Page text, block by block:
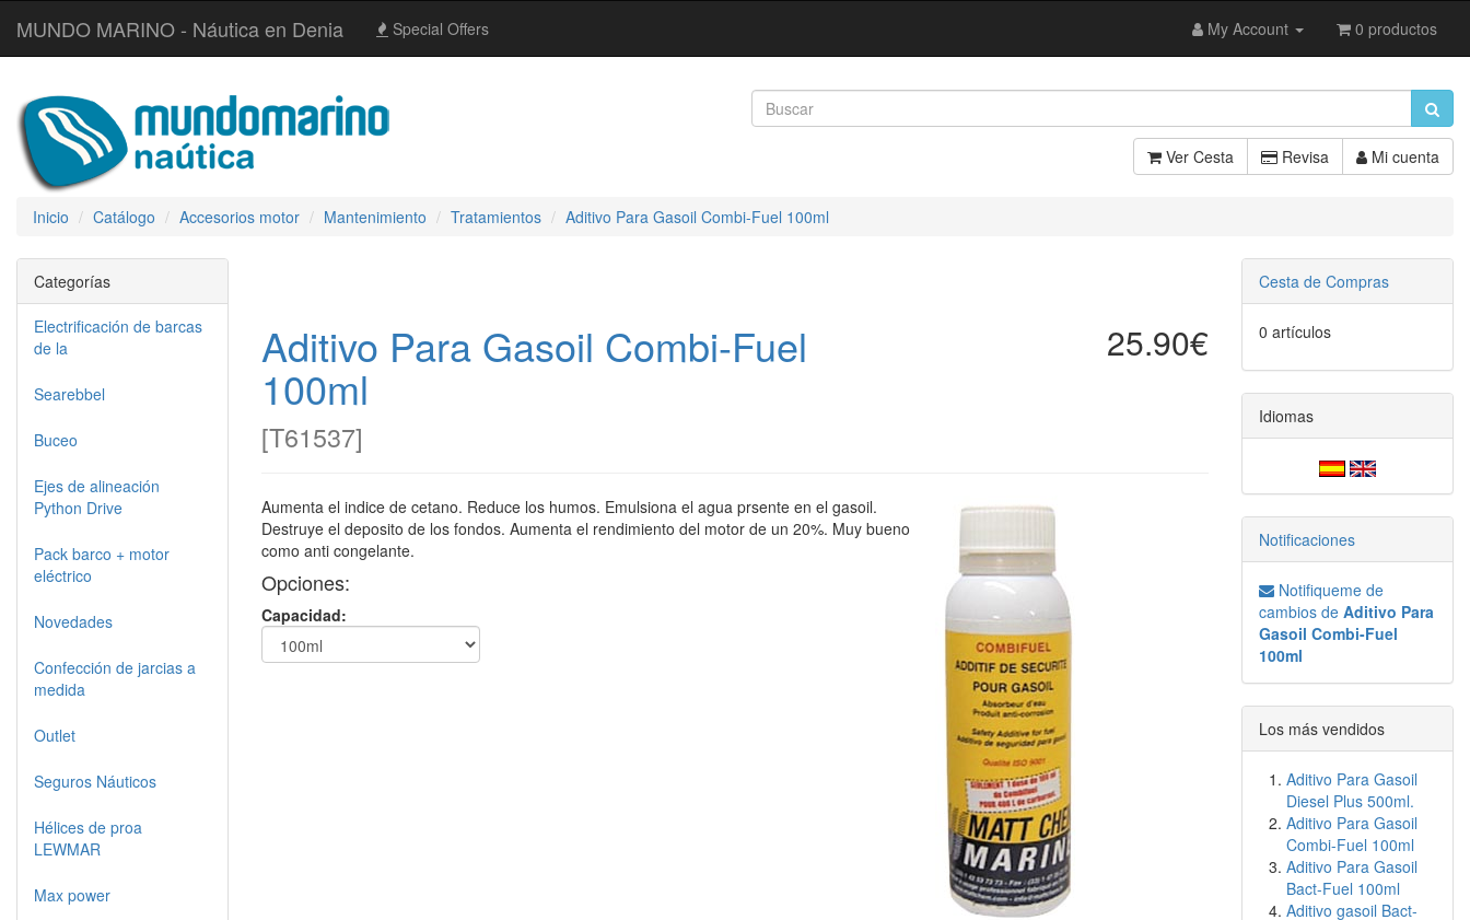
MUNDO MARINO - Náutica en Denia Special Offers My Account 0 productos
Ver Cesta Revisa Mi cuenta
Inicio Catálogo Accesorios motor Mantenimiento Tratamientos Aditivo Para Gasoil Combi-Fuel 100ml
Aditivo Para Gasoil Combi-Fuel
100ml
[T61537]
25.90€
Aumenta el indice de cetano. Reduce los humos. Emulsiona el agua prsente en el gasoil.
Destruye el deposito de los fondos. Aumenta el rendimiento del motor de un 20%. Muy bueno
como anti congelante.
Opciones:
Capacidad:
Categorías
Electrificación de barcas
de la
Searebbel
Buceo
Ejes de alineación
Python Drive
Pack barco + motor
eléctrico
Novedades
Confección de jarcias a
medida
Outlet
Seguros Náuticos
Hélices de proa
LEWMAR
Max power
Cesta de Compras
0 artículos
Idiomas
Notificaciones
Notifiqueme de
cambios de Aditivo Para
Gasoil Combi-Fuel
100ml
Los más vendidos
Aditivo Para Gasoil
Diesel Plus 500ml.
Aditivo Para Gasoil
Combi-Fuel 100ml
Aditivo Para Gasoil
Bact-Fuel 100ml
Aditivo gasoil Bact-